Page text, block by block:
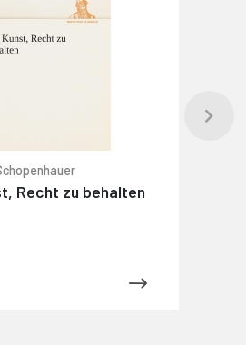
Recht zu behalten